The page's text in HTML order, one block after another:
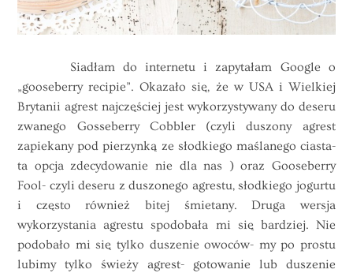
Siadłam do internetu i zapytałam Google o
„gooseberry recipie”. Okazało się, że w USA i Wielkiej
Brytanii agrest najczęściej jest wykorzystywany do deseru
zwanego Gosseberry Cobbler (czyli duszony agrest
zapiekany pod pierzynką ze słodkiego maślanego ciasta-
ta opcja zdecydowanie nie dla nas ) oraz Gooseberry
Fool- czyli deseru z duszonego agrestu, słodkiego jogurtu
i często również bitej śmietany. Druga wersja
wykorzystania agrestu spodobała mi się bardziej. Nie
podobało mi się tylko duszenie owoców- my po prostu
lubimy tylko świeży agrest- gotowanie lub duszenie